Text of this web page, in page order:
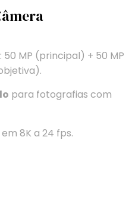
: 50 MP (principal) + 50 MP
para fotografias com
8K a 24 fps.